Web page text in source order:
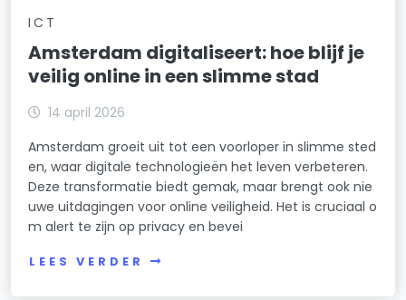
ICT
Amsterdam digitaliseert: hoe blijf je
veilig online in een slimme stad
14 april 2026
Amsterdam groeit uit tot een voorloper in slimme sted
en, waar digitale technologieën het leven verbeteren.
Deze transformatie biedt gemak, maar brengt ook nie
uwe uitdagingen voor online veiligheid. Het is cruciaal o
m alert te zijn op privacy en bevei
LEES VERDER